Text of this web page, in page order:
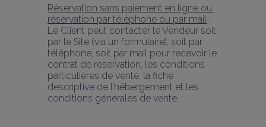
Réservation sans paiement en ligne ou
réservation par téléphone ou par mail :
Le Client peut contacter le Vendeur soit
par le Site (via un formulaire), soit par
téléphone, soit par mail pour recevoir le
contrat de réservation, les conditions
particulières de vente, la fiche
descriptive de l’hébergement et les
conditions générales de vente.